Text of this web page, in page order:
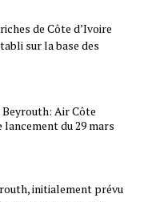
de Côte d’Ivoire
sur la base des
Air Côte
du 29 mars
initialement prévu